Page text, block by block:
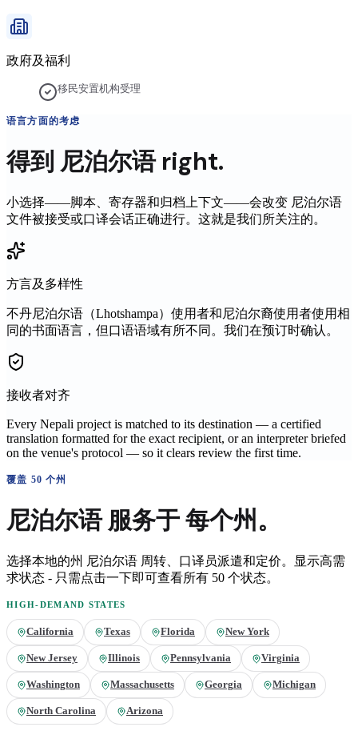
政府及福利
移民安置机构受理
语言方面的考虑
得到 尼泊尔语right.
小选择——脚本、寄存器和归档上下文——会改变 尼泊尔语
文件被接受或口译会话正确进行。这就是我们所关注的。
方言及多样性
不丹尼泊尔语（Lhotshampa）使用者和尼泊尔裔使用者使用相
同的书面语言，但口语语域有所不同。我们在预订时确认。
接收者对齐
Every Nepali project is matched to its destination — a certified
translation formatted for the exact recipient, or an interpreter briefed
on the venue's protocol — so it clears review the first time.
覆盖 50 个州
尼泊尔语服务于每个州。
选择本地的州 尼泊尔语 周转、口译员派遣和定价。显示高需
求状态 - 只需点击一下即可查看所有 50 个状态。
HIGH-DEMAND STATES
California Texas Florida New York
New Jersey Illinois Pennsylvania Virginia
Washington Massachusetts Georgia Michigan
North Carolina Arizona